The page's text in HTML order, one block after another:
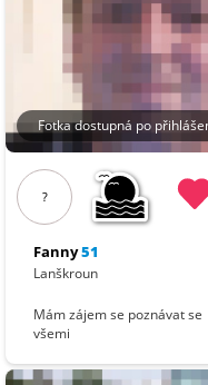
Fotka dostupná po
?
Fanny51
Lanškroun
Mám zájem se poznávat se
všemi